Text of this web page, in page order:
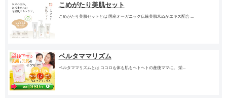
こめがたり美肌セット
こめがたり美肌セットとは 国産オーガニック伝統美肌米ぬかエキス配合 ...
ベルタママリズム
ベルタママリズムとは ココロも体も肌もヘトヘトの産後ママに。 栄...